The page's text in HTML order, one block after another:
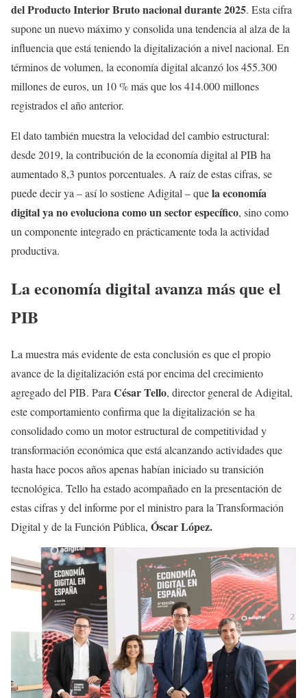
del Producto Interior Bruto nacional durante 2025. Esta cifra
supone un nuevo máximo y consolida una tendencia al alza de la
influencia que está teniendo la digitalización a nivel nacional. En
términos de volumen, la economía digital alcanzó los 455.300
millones de euros, un 10 % más que los 414.000 millones
registrados el año anterior.
El dato también muestra la velocidad del cambio estructural:
desde 2019, la contribución de la economía digital al PIB ha
aumentado 8,3 puntos porcentuales. A raíz de estas cifras, se
puede decir ya – así lo sostiene Adigital – quela economía
digital ya no evoluciona como un sector específico, sino como
un componente integrado en prácticamente toda la actividad
productiva.
La economía digital avanza más que el
PIB
La muestra más evidente de esta conclusión es que el propio
avance de la digitalización está por encima del crecimiento
agregado del PIB. ParaCésar Tello, director general de Adigital,
este comportamiento confirma que la digitalización se ha
consolidado como un motor estructural de competitividad y
transformación económica que está alcanzando actividades que
hasta hace pocos años apenas habían iniciado su transición
tecnológica. Tello ha estado acompañado en la presentación de
estas cifras y del informe por el ministro para la Transformación
Digital y de la Función Pública, Óscar López.